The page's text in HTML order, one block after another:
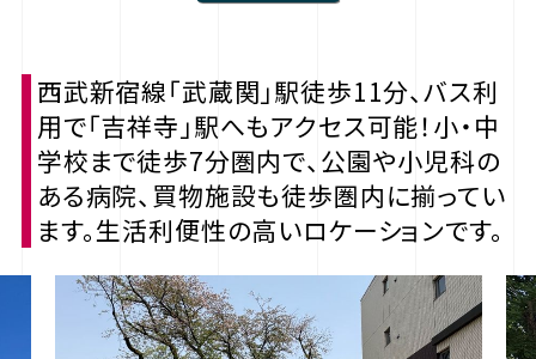
西武新宿線「武蔵関」駅徒歩11分、バス利
用で「吉祥寺」駅へもアクセス可能！小・中
学校まで徒歩7分圏内で、公園や小児科の
ある病院、買物施設も徒歩圏内に揃ってい
ます。生活利便性の高いロケーションです。